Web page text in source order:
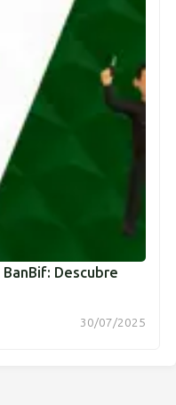
Descubre
30/07/2025